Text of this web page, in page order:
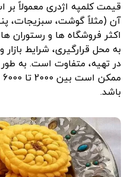
قیمت کلمپه اژدری معمولاً
آن (مثلاً گوشت، سبزیجات،
اکثر فروشگاه ها و رستوران
به محل قرارگیری، شرایط
در تهیه، متفاوت است. به
باشد.